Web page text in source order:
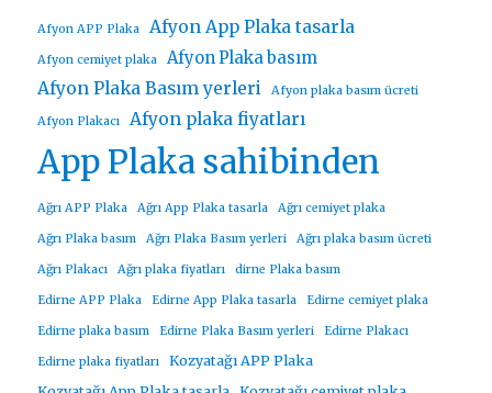
Afyon APP Plaka Afyon App Plaka tasarla
Afyon cemiyet plaka
Afyon Plaka basım
Afyon Plaka Basım yerleri
Afyon plaka basım ücreti
Afyon Plakacı Afyon plaka fiyatları
App Plaka sahibinden
Ağrı APP Plaka Ağrı App Plaka tasarla Ağrı cemiyet plaka
Ağrı Plaka basım Ağrı Plaka Basım yerleri Ağrı plaka basım ücreti
Ağrı Plakacı Ağrı plaka fiyatları dirne Plaka basım
Edirne APP Plaka Edirne App Plaka tasarla Edirne cemiyet plaka
Edirne plaka basım Edirne Plaka Basım yerleri Edirne Plakacı
Edirne plaka fiyatları
Kozyatağı APP Plaka